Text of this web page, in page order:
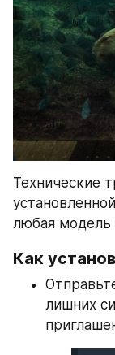
Технические
любая модель
Как
лишних